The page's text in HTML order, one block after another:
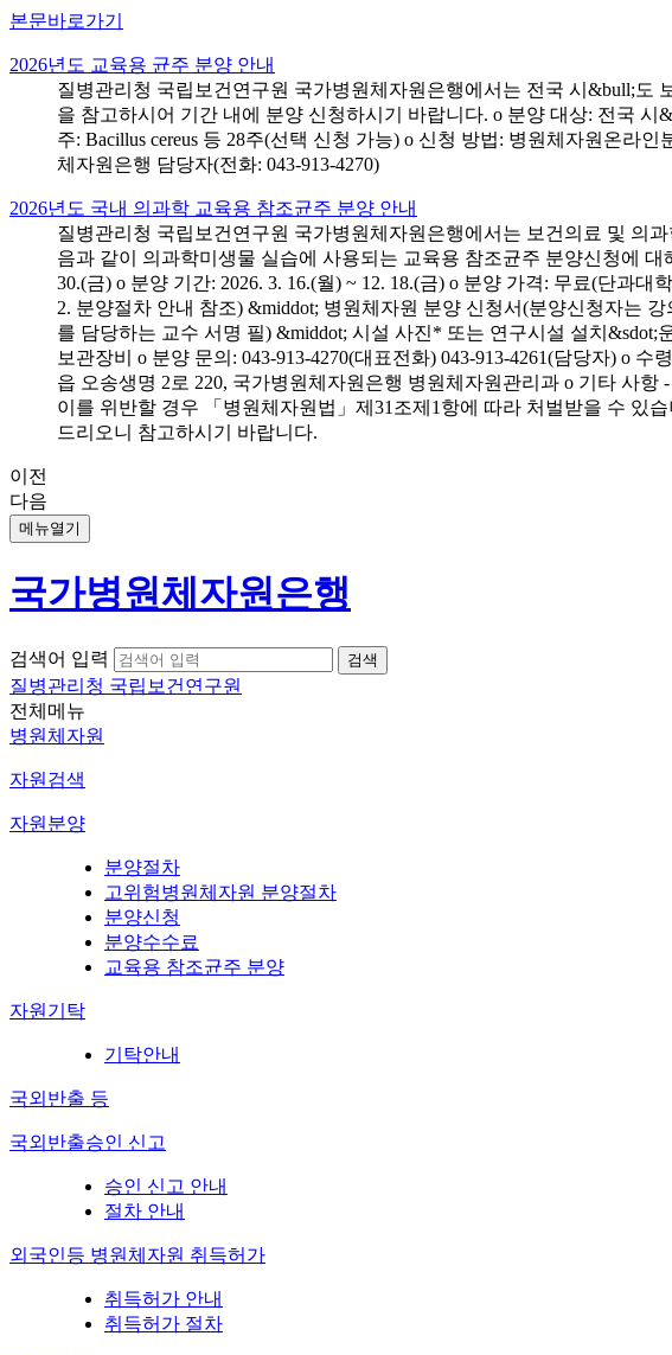
본문바로가기
2026년도 교육용 균주 분양 안내
질병관리청 국립보건연구원 국가병원체자원은행에서는 전국 시&bull;도
을 참고하시어 기간 내에 분양 신청하시기 바랍니다. o 분양 대상: 전국 시
주: Bacillus cereus 등 28주(선택 신청 가능) o 신청 방법: 병원체자원온라
체자원은행 담당자(전화: 043-913-4270)
2026년도 국내 의과학 교육용 참조균주 분양 안내
질병관리청 국립보건연구원 국가병원체자원은행에서는 보건의료 및 의
음과 같이 의과학미생물 실습에 사용되는 교육용 참조균주 분양신청에
30.(금) o 분양 기간: 2026. 3. 16.(월) ~ 12. 18.(금) o 분양 가격: 무료(단과
2. 분양절차 안내 참조) &middot; 병원체자원 분양 신청서(분양신청자는
를 담당하는 교수 서명 필) &middot; 시설 사진* 또는 연구시설 설치
보관장비 o 분양 문의: 043-913-4270(대표전화) 043-913-4261(담당자) o
읍 오송생명 2로 220, 국가병원체자원은행 병원체자원관리과 o 기타 사
이를 위반할 경우 「병원체자원법」제31조제1항에 따라 처벌받을 수 있
드리오니 참고하시기 바랍니다.
이전
다음
메뉴열기
국가병원체자원은행
검색어 입력
질병관리청 국립보건연구원
전체메뉴
병원체자원
자원검색
자원분양
분양절차
고위험병원체자원 분양절차
분양신청
분양수수료
교육용 참조균주 분양
자원기탁
기탁안내
국외반출 등
국외반출승인 신고
승인 신고 안내
절차 안내
외국인등 병원체자원 취득허가
취득허가 안내
취득허가 절차